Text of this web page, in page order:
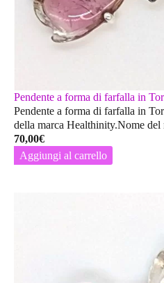
Pendente a forma di farfalla in
Pendente a forma di farfalla in
della marca Healthinity.Nome
70,00€
Aggiungi al carrello